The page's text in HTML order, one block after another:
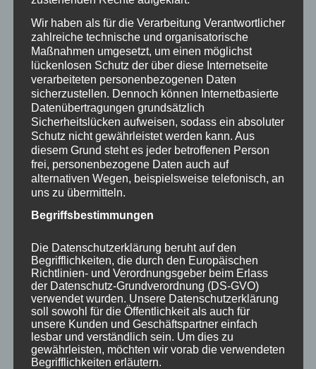
Verbindung jenseits der Form
So geschah es. Das Einhorn besuchte ab diesem
Tag jeden Abend seine neue Freundin, die Eule. Und
dann flogen sie gemeinsam durch die Nacht. Dabei
erinnerte die Eule das Einhorn daran, zu sehen und
zu wissen – und das Einhorn erinnerte die Eule an
die zart schimmernde Gabe des Fühlens. Vielleicht
war es genau diese Verbindung – ohne Anpassung,
ohne Glanz –, die sie beide tief berührte. Vielleicht
war es diese stille Form von Energiearbeit, die nicht
Am Ende
Vielleicht – ja, vielleicht sind sie irgendwann
gemeinsam ins Regenbogenland gereist. Und am
Ende ist es gar nicht wichtig, ob der Esel wirklich
Wir haben als für die Verarbeitung Verantwortlicher
zahlreiche technische und organisatorische
Maßnahmen umgesetzt, um einen möglichst
lückenlosen Schutz der über diese Internetseite
verarbeiteten personenbezogenen Daten
sicherzustellen. Dennoch können Internetbasierte
Datenübertragungen grundsätzlich
Sicherheitslücken aufweisen, sodass ein absoluter
Schutz nicht gewährleistet werden kann. Aus
diesem Grund steht es jeder betroffenen Person
frei, personenbezogene Daten auch auf
alternativen Wegen, beispielsweise telefonisch, an
uns zu übermitteln.
Begriffsbestimmungen
Die Datenschutzerklärung beruht auf den
Begrifflichkeiten, die durch den Europäischen
Richtlinien- und Verordnungsgeber beim Erlass
der Datenschutz-Grundverordnung (DS-GVO)
verwendet wurden. Unsere Datenschutzerklärung
soll sowohl für die Öffentlichkeit als auch für
unsere Kunden und Geschäftspartner einfach
lesbar und verständlich sein. Um dies zu
gewährleisten, möchten wir vorab die verwendeten
Begrifflichkeiten erläutern.